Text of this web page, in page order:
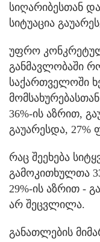
სიღარიბესთან
სიტუაცია
უფრო
განმავლობაში
საქართველოში
36%-ის აზრით,
გაუარესდა,
რაც შეეხება
გამოკითხულთა
29%-ის აზრით -
არ შეცვლილა.
განათლების